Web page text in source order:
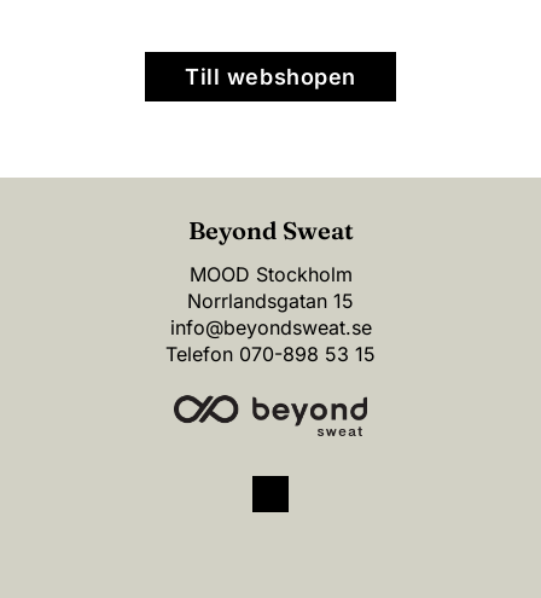
Till webshopen
Beyond Sweat
MOOD Stockholm
Norrlandsgatan 15
info@beyondsweat.se
Telefon 070-898 53 15